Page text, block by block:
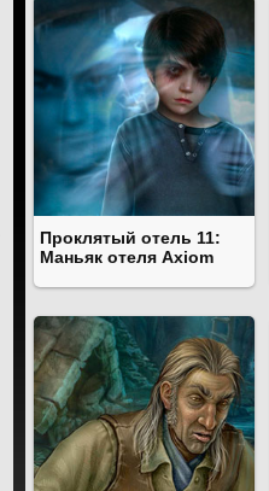
Проклятый отель 11:
Маньяк отеля Axiom